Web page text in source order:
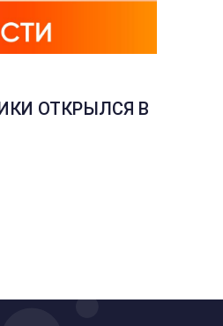
ОТКРЫЛСЯ В